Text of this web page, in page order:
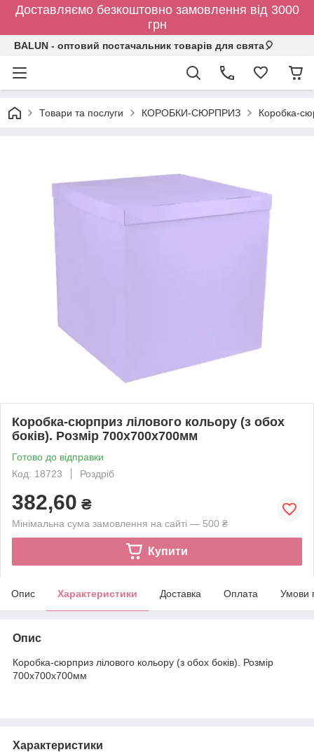
Доставляємо безкоштовно замовлення від 3000
грн
BALUN - оптовий постачальник товарів для свята🎈
Товари та послуги КОРОБКИ-СЮРПРИЗ Коробка-
Коробка-сюрприз лілового кольору (з обох
боків). Розмір 700х700х700мм
Готово до відправки
Код: 18723
Роздріб
382,60 ₴
Мінімальна сума замовлення на сайті — 500 ₴
Купити
Опис Характеристики Доставка Оплата Умови
Опис
Коробка-сюрприз лілового кольору (з обох боків). Розмір
700х700х700мм
Характеристики